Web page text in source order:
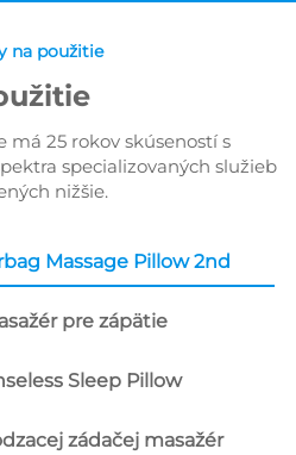
na použitie
má 25 rokov skúseností s
specializovaných služieb
nižšie.
Massage Pillow 2nd
pre zápätie
Sleep Pillow
zádačej masažér